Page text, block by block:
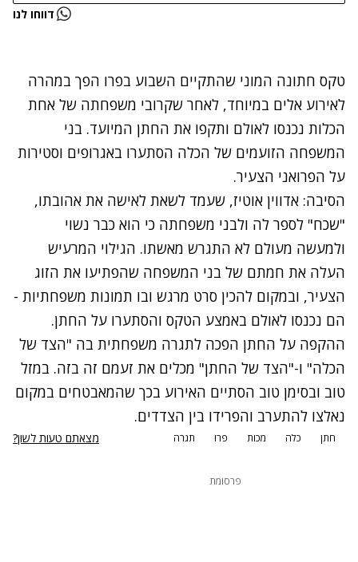
נתקלנו בבעיה דווחו לנו
טקס חתונה המוני שהתקיים השבוע בפרו הפך במהרה
לאירוע אלים במיוחד, לאחר שקרובי משפחתה של אחת
הכלות נכנסו לאולם ותקפו את החתן המיועד. בני
המשפחה הזועמים של הכלה הסתערו באגרופים וסטירות
על הפרואני הצעיר.
הסיבה: אדווין אוטיז, שעמד לשאת לאישה את אהובתו,
"שכח" לספר לה ולבני משפחתה כי הוא כבר נשוי
ולמעשה מעולם לא התגרש מאשתו. הגילוי המרעיש
העלה את חמתם של בני המשפחה שהפתיעו את הזוג
הצעיר, ובמקום להכין סרט מרגש ובו תמונות משפחתיות -
הם נכנסו לאולם באמצע הטקס והסתערו על החתן.
ההקפה על החתן הפכה לתגרה משפחתית בה "הצד של
הכלה" ו-"הצד של החתן" מכלים את זעמם זה בזה. במזל
טוב ובסימן טוב הסתיים האירוע בכך שהמאבטחים במקום
נאלצו להתערב והפרידו בין הצדדים.
חתן כלה מכות פרו תגרה מצאתם טעות לשון?
פרסומת